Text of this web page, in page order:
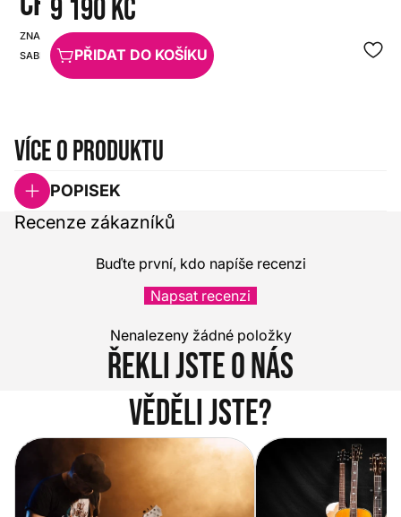
ZNAČKA:
SABIAN
SKU:
HX0000000074019
9 190 Kč
PŘIDAT DO KOŠÍKU
Více o produktu
POPISEK
Recenze zákazníků
Buďte první, kdo napíše recenzi
Napsat recenzi
Nenalezeny žádné položky
Řekli jste o nás
Věděli jste?
Vítejte na novém e-shopu Music
City
Jak vybrat